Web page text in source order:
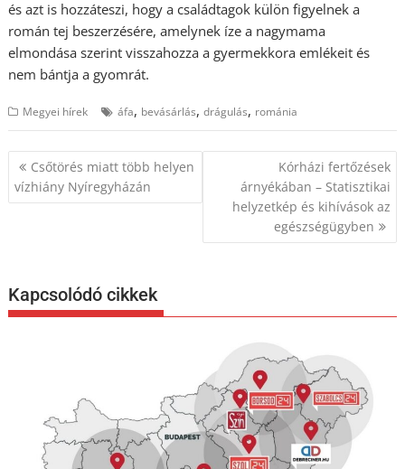
és azt is hozzáteszi, hogy a családtagok külön figyelnek a
román tej beszerzésére, amelynek íze a nagymama
elmondása szerint visszahozza a gyermekkora emlékeit és
nem bántja a gyomrát.
Megyei hírek áfa, bevásárlás,drágulás, románia
Bejegyzés
navigáció
Csőtörés miatt több helyen
vízhiány Nyíregyházán
Kórházi fertőzések
árnyékában – Statisztikai
helyzetkép és kihívások az
egészségügyben
Kapcsolódó cikkek